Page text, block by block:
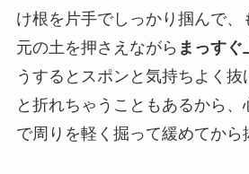
け根を片手でしっかり掴んで、
元の土を押さえながら まっすぐ
うするとスポンと気持ちよく
と折れちゃうこともあるから
で周りを軽く掘って緩めてから